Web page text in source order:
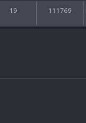
19 111769